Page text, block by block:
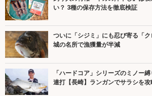
い？ 3種の保存方法を徹底検証
ついに「シジミ」にも忍び寄る「
城の名所で漁獲量が半減
「ハードコア」シリーズのミノー
連打【長崎】ランガンでサラシを攻